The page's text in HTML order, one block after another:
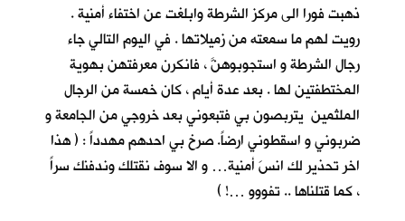
ذهبت فورا الى مركز الشرطة وابلغت عن اختفاء أمنية .
رويت لهم ما سمعته من زميلاتها . في اليوم التالي جاء
رجال الشرطة و استجوبوهنَّ ، فانكرن معرفتهن بهوية
المختطفتين لها . بعد عدة أيام ، كان خمسة من الرجال
الملثمين يتربصون بي فتبعوني بعد خروجي من الجامعة و
ضربوني و اسقطوني ارضاً. صرخ بي احدهم مهدداً : ( هذا
اخر تحذير لك انسَ أمنية… و الا سوف نقتلك وندفنك سراً
، كما قتلناها .. تفووو …! )